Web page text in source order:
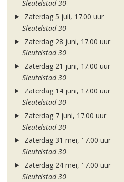
Sleutelstad 30
Zaterdag 5 juli, 17.00 uur
Sleutelstad 30
Zaterdag 28 juni, 17.00 uur
Sleutelstad 30
Zaterdag 21 juni, 17.00 uur
Sleutelstad 30
Zaterdag 14 juni, 17.00 uur
Sleutelstad 30
Zaterdag 7 juni, 17.00 uur
Sleutelstad 30
Zaterdag 31 mei, 17.00 uur
Sleutelstad 30
Zaterdag 24 mei, 17.00 uur
Sleutelstad 30